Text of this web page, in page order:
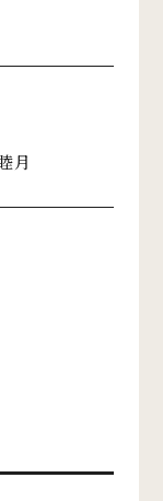
月